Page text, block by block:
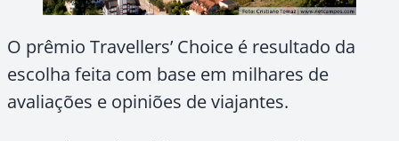
O prêmio Travellers’ Choice é resultado da
escolha feita com base em milhares de
avaliações e opiniões de viajantes.